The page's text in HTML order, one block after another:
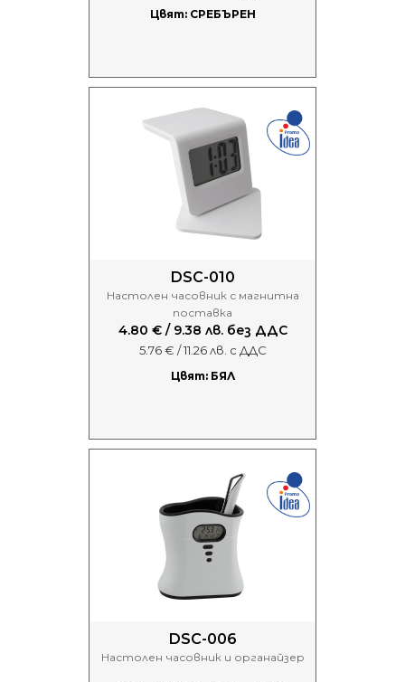
Цвят: СРЕБЪРЕН
DSC-010
Настолен часовник с магнитна
поставка
4.80 € / 9.38 лв. без ДДС
5.76 € / 11.26 лв. с ДДС
Цвят: БЯЛ
DSC-006
Настолен часовник и органайзер